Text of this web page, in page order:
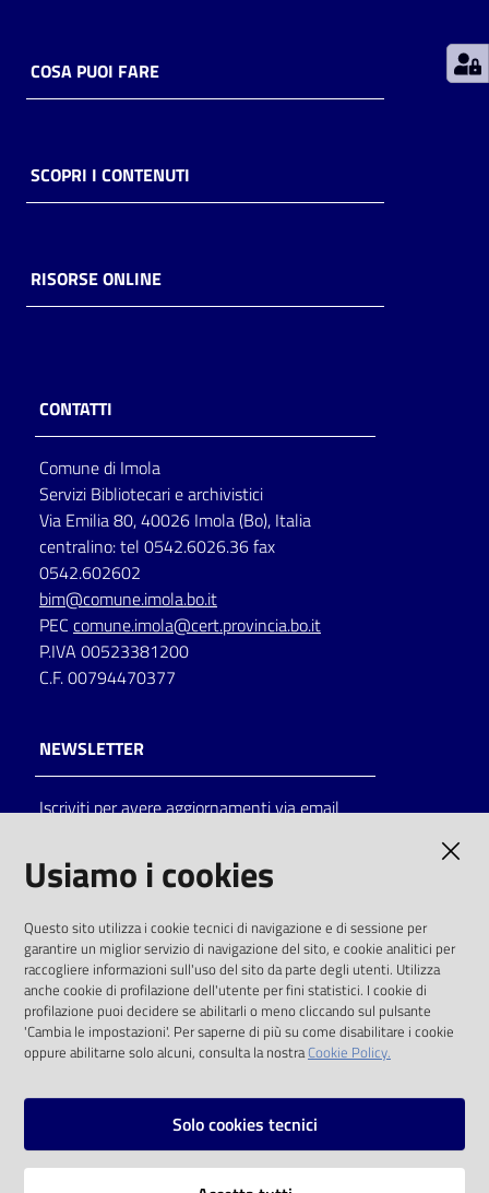
on line
bibliotecario
Avvisi
Orari
COSA PUOI FARE
SCOPRI I CONTENUTI
RISORSE ONLINE
CONTATTI
Comune di Imola
Servizi Bibliotecari e archivistici
Via Emilia 80, 40026 Imola (Bo), Italia
centralino: tel 0542.6026.36 fax
0542.602602
bim@comune.imola.bo.it
PEC comune.imola@cert.provincia.bo.it
P.IVA 00523381200
C.F. 00794470377
NEWSLETTER
Iscriviti per avere aggiornamenti via email
solo alle condizioni previste dalla direttiva
comunitaria 2003/98/CE e dal d.lgs. 36/2006
SOCIAL
Instagram
Usiamo i cookies
Questo sito utilizza i cookie tecnici di navigazione e di sessione per
garantire un miglior servizio di navigazione del sito, e cookie analitici per
raccogliere informazioni sull'uso del sito da parte degli utenti. Utilizza
anche cookie di profilazione dell'utente per fini statistici. I cookie di
profilazione puoi decidere se abilitarli o meno cliccando sul pulsante
'Cambia le impostazioni'. Per saperne di più su come disabilitare i cookie
oppure abilitarne solo alcuni, consulta la nostraCookie Policy.
Solo cookies tecnici